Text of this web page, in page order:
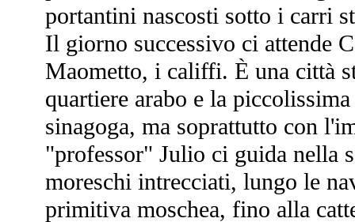
portantini nascosti sotto i carri
Il giorno successivo ci attende
Maometto, i califfi. È una città
quartiere arabo e la
sinagoga, ma soprattutto con
"professor" Julio ci guida nella
moreschi intrecciati, lungo le
primitiva moschea, fino alla